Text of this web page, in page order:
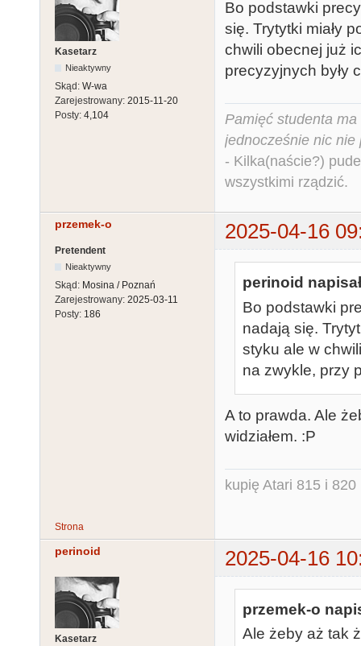
Kasetarz
Nieaktywny
Skąd: W-wa
Zarejestrowany: 2015-11-20
Posty: 4,104
Bo podstawki
się. Trytytki miały
chwili obecnej już
precyzyjnych były
Pamięć studenta
jednocześnie nic nie
- Kilka(naście?)
wszystkimi rządzić.
przemek-o 2025-04-16
Pretendent
Nieaktywny
Skąd: Mosina / Poznań
Zarejestrowany: 2025-03-11
Posty: 186
perinoid
Bo podstawki
nadają się.
styku ale w
na zwykle, przy
A to prawda. Ale
widziałem. :P
kupię Atari 815 i 820
Strona
perinoid 2025-04-16
Kasetarz
przemek-o
Ale żeby aż tak